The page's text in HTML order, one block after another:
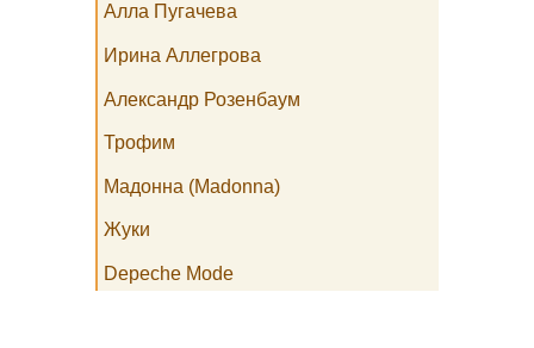
Алла Пугачева
Ирина Аллегрова
Александр Розенбаум
Трофим
Мадонна (Madonna)
Жуки
Depeche Mode